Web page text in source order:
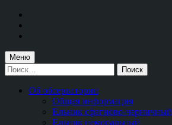
по
сайту
содержимому
подвалу
сайта
Меню
Найти:
Об обсерватории
Общая информация
Ельник сфагново-черничный
Ельник неморальный